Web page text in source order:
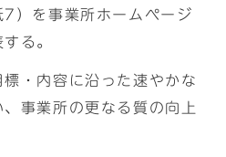
7）を事業所ホームページ
る。
・内容に沿った速やかな
、事業所の更なる質の向上